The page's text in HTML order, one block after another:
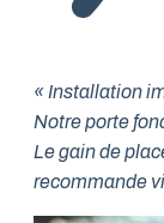
« Installation
Notre porte
Le gain de
recommande